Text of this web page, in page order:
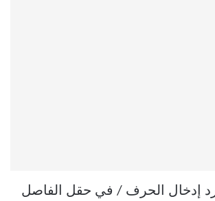
إدخال الحرف / في حقل الفاصل